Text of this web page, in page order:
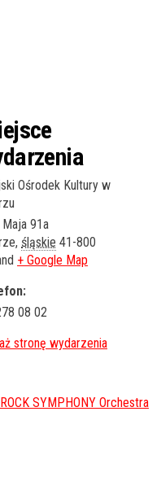
Ośrodek Kultury w
Maja 91a
, śląskie 41-800
+ Google Map
08 02
SYMPHONY Orchestra